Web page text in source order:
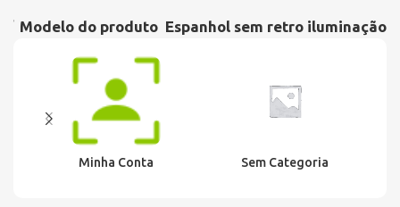
Modelo do produto Espanhol sem retro iluminação
Minha Conta Sem Categoria